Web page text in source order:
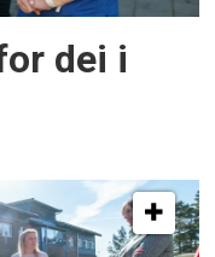
dei i